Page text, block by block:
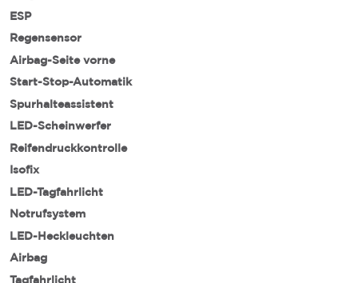
ESP
Regensensor
Airbag-Seite vorne
Start-Stop-Automatik
Spurhalteassistent
LED-Scheinwerfer
Reifendruckkontrolle
Isofix
LED-Tagfahrlicht
Notrufsystem
LED-Heckleuchten
Airbag
Tagfahrlicht